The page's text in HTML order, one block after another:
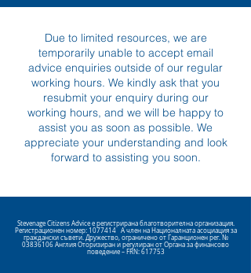
Due to limited resources, we are
temporarily unable to accept email
advice enquiries outside of our regular
working hours. We kindly ask that you
resubmit your enquiry during our
working hours, and we will be happy to
assist you as soon as possible. We
appreciate your understanding and look
forward to assisting you soon.
Stevenage Citizens Advice е регистрирана благотворителна организация.
Регистрационен номер: 1077414A член на Националната асоциация за
граждански съвети. Дружество, ограничено от Гаранционен рег. №
03836106 Англия Оторизиран и регулиран от Органа за финансово
поведение – FRN: 617753